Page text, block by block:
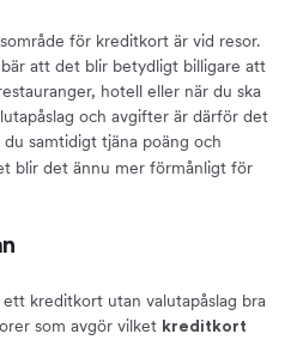
för kreditkort är vid resor.
att det blir betydligt billigare att
hotell eller när du ska
och avgifter är därför det
du samtidigt tjäna poäng och
blir det ännu mer förmånligt för
kreditkort utan valutapåslag bra
som avgör vilket kreditkort